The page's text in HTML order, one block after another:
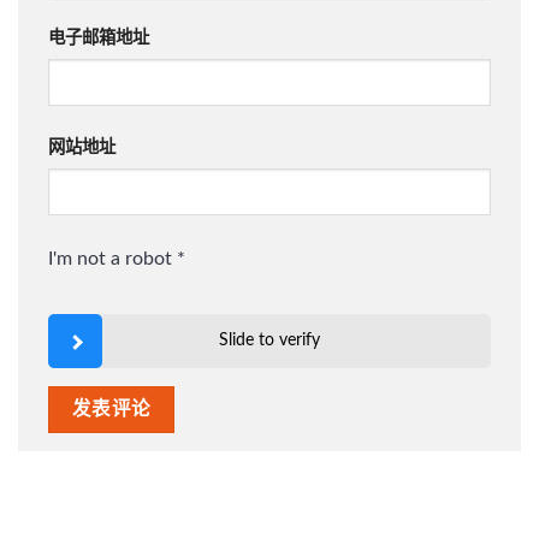
电子邮箱地址
网站地址
I'm not a robot *
Slide to verify